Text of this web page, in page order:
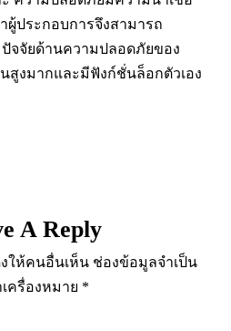
ผู้ประกอบการจึงสามารถ
จจัยด้านความปลอดภัยของ
สูงมากและมีฟังก์ชั่นล็อกตัวเอง
A Reply
ให้คนอื่นเห็น ช่องข้อมูลจำเป็น
ครื่องหมาย *